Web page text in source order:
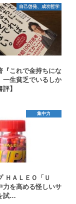
自己啓発、成功哲学
『これで金持ちにな
一生貧乏でいるしか
】
集中力
ＨＡＬＥＯ「Ｕ
力を高める怪しいサ
試…